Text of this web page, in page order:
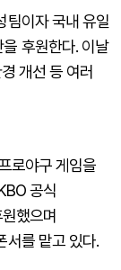
팀이자 국내 유일
후원한다. 이날
개선 등 여러
로야구 게임을
공식
했으며
서를 맡고 있다.